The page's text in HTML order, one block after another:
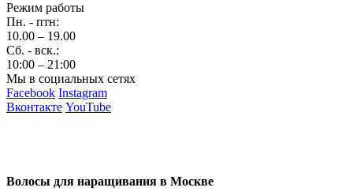
Режим работы
Пн. - птн:
10.00 – 19.00
Сб. - вск.:
10:00 – 21:00
Мы в социальных сетях
Facebook Instagram
Вконтакте YouTube
Волосы для наращивания в Москве